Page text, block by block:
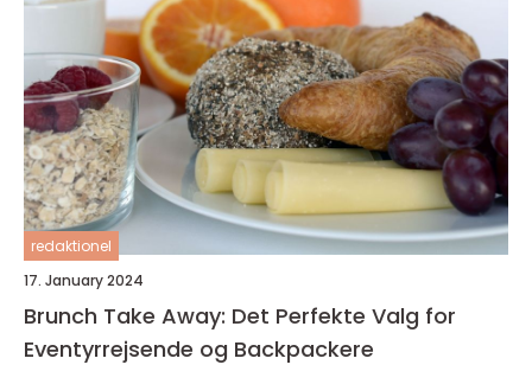
redaktionel
17. January 2024
Brunch Take Away: Det Perfekte Valg for
Eventyrrejsende og Backpackere